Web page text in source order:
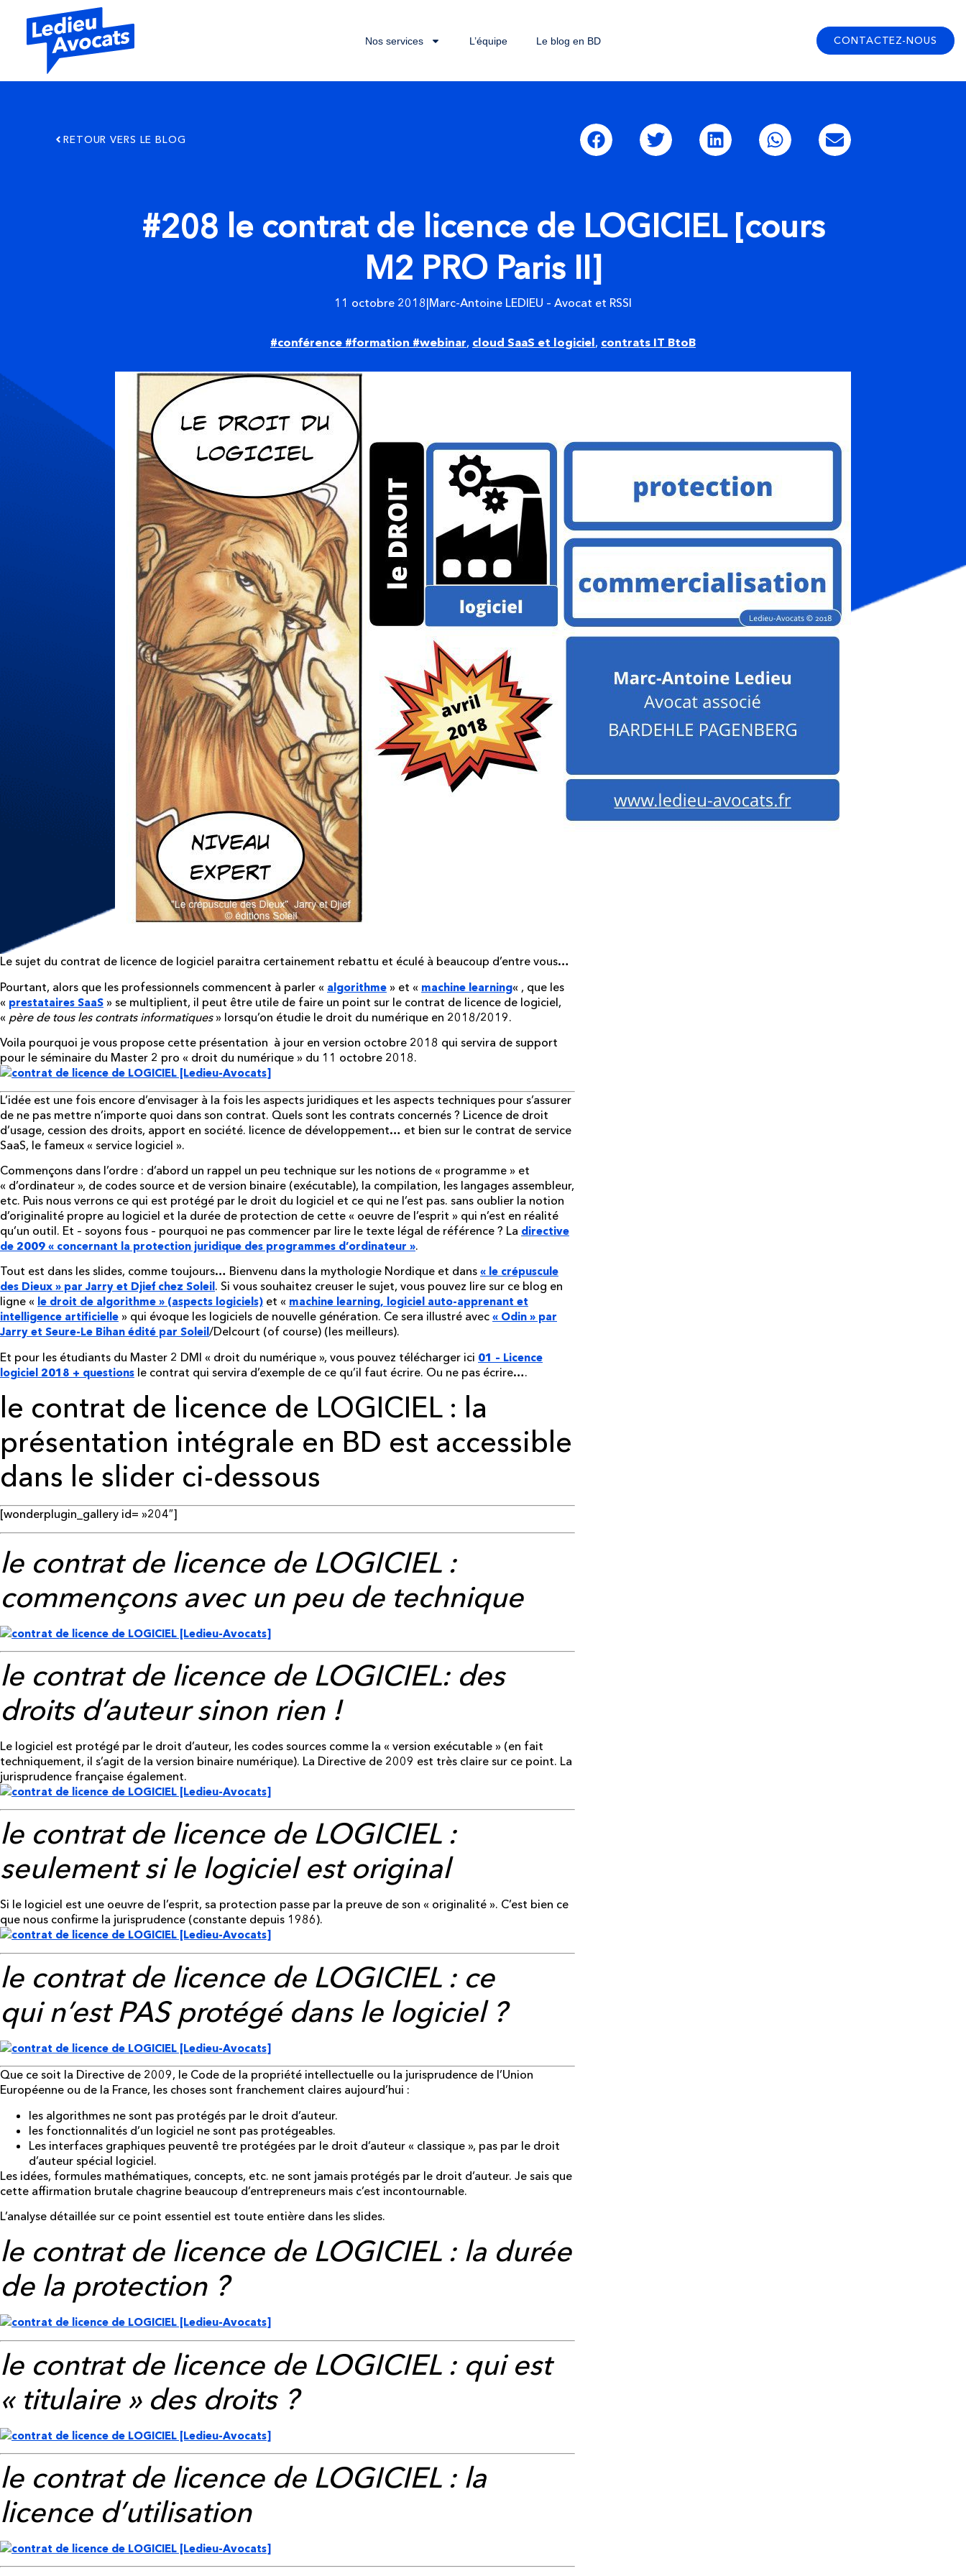
Nos services L’équipe Le blog en BD CONTACTEZ-NOUS
RETOUR VERS LE BLOG
#208 le contrat de licence de LOGICIEL [cours
M2 PRO Paris II]
11 octobre 2018|Marc-Antoine LEDIEU – Avocat et RSSI
#conférence #formation #webinar, cloud SaaS et logiciel, contrats IT BtoB
Le sujet du contrat de licence de logiciel paraitra certainement rebattu et éculé à beaucoup d’entre vous…
Pourtant, alors que les professionnels commencent à parler « algorithme » et « machine learning« , que les
« prestataires SaaS » se multiplient, il peut être utile de faire un point sur le contrat de licence de logiciel,
« père de tous les contrats informatiques» lorsqu’on étudie le droit du numérique en 2018/2019.
Voila pourquoi je vous propose cette présentation à jour en version octobre 2018 qui servira de support
pour le séminaire du Master 2 pro « droit du numérique » du 11 octobre 2018.
L’idée est une fois encore d’envisager à la fois les aspects juridiques et les aspects techniques pour s’assurer
de ne pas mettre n’importe quoi dans son contrat. Quels sont les contrats concernés ? Licence de droit
d’usage, cession des droits, apport en société. licence de développement… et bien sur le contrat de service
SaaS, le fameux « service logiciel ».
Commençons dans l’ordre : d’abord un rappel un peu technique sur les notions de « programme » et
« d’ordinateur », de codes source et de version binaire (exécutable), la compilation, les langages assembleur,
etc. Puis nous verrons ce qui est protégé par le droit du logiciel et ce qui ne l’est pas. sans oublier la notion
d’originalité propre au logiciel et la durée de protection de cette « oeuvre de l’esprit » qui n’est en réalité
qu’un outil. Et – soyons fous – pourquoi ne pas commencer par lire le texte légal de référence ? La directive
de 2009 « concernant la protection juridique des programmes d’ordinateur ».
Tout est dans les slides, comme toujours… Bienvenu dans la mythologie Nordique et dans « le crépuscule
des Dieux » par Jarry et Djief chez Soleil . Si vous souhaitez creuser le sujet, vous pouvez lire sur ce blog en
ligne « le droit de algorithme » (aspects logiciels) et « machine learning, logiciel auto-apprenant et
intelligence artificielle » qui évoque les logiciels de nouvelle génération. Ce sera illustré avec « Odin » par
Jarry et Seure-Le Bihan édité par Soleil /Delcourt (of course) (les meilleurs).
Et pour les étudiants du Master 2 DMI « droit du numérique », vous pouvez télécharger ici 01 – Licence
logiciel 2018 + questions le contrat qui servira d’exemple de ce qu’il faut écrire. Ou ne pas écrire….
le contrat de licence de LOGICIEL : la
présentation intégrale en BD est accessible
dans le slider ci-dessous
[wonderplugin_gallery id= »204″]
le contrat de licence de LOGICIEL :
commençons avec un peu de technique
le contrat de licence de LOGICIEL: des
droits d’auteursinon rien !
Le logiciel est protégé par le droit d’auteur, les codes sources comme la « version exécutable » (en fait
techniquement, il s’agit de la version binaire numérique). La Directive de 2009 est très claire sur ce point. La
jurisprudence française également.
le contrat de licence de LOGICIEL:
seulement si le logiciel est original
Si le logiciel est une oeuvre de l’esprit, sa protection passe par la preuve de son « originalité ». C’est bien ce
que nous confirme la jurisprudence (constante depuis 1986).
le contrat de licence de LOGICIEL: ce
quin’estPAS protégé dans le logiciel ?
Que ce soit la Directive de 2009, le Code de la propriété intellectuelle ou la jurisprudence de l’Union
Européenne ou de la France, les choses sont franchement claires aujourd’hui :
les algorithmes ne sont pas protégés par le droit d’auteur.
les fonctionnalités d’un logiciel ne sont pas protégeables.
Les interfaces graphiques peuventê tre protégées par le droit d’auteur « classique », pas par le droit
d’auteur spécial logiciel.
Les idées, formules mathématiques, concepts, etc. ne sont jamais protégés par le droit d’auteur. Je sais que
cette affirmation brutale chagrine beaucoup d’entrepreneurs mais c’est incontournable.
L’analyse détaillée sur ce point essentiel est toute entière dans les slides.
le contrat de licence de LOGICIEL: la durée
de la protection ?
le contrat de licence de LOGICIEL: qui est
« titulaire » des droits ?
le contrat de licence de LOGICIEL: la
licence d’utilisation